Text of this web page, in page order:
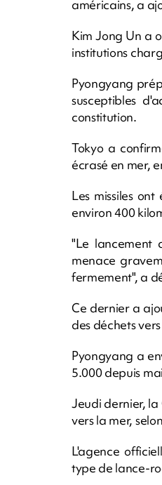
américains, a
Kim Jong Un a
institutions
Pyongyang
susceptibles
constitution.
Tokyo a
écrasé en mer,
Les missiles
environ 400
"Le lancement
menace
fermement", a
Ce dernier a
des déchets
Pyongyang a
5.000 depuis
Jeudi dernier,
vers la mer,
L'agence
type de lance-